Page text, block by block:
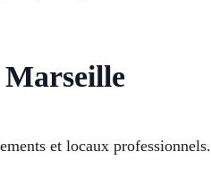
Marseille
et locaux professionnels.